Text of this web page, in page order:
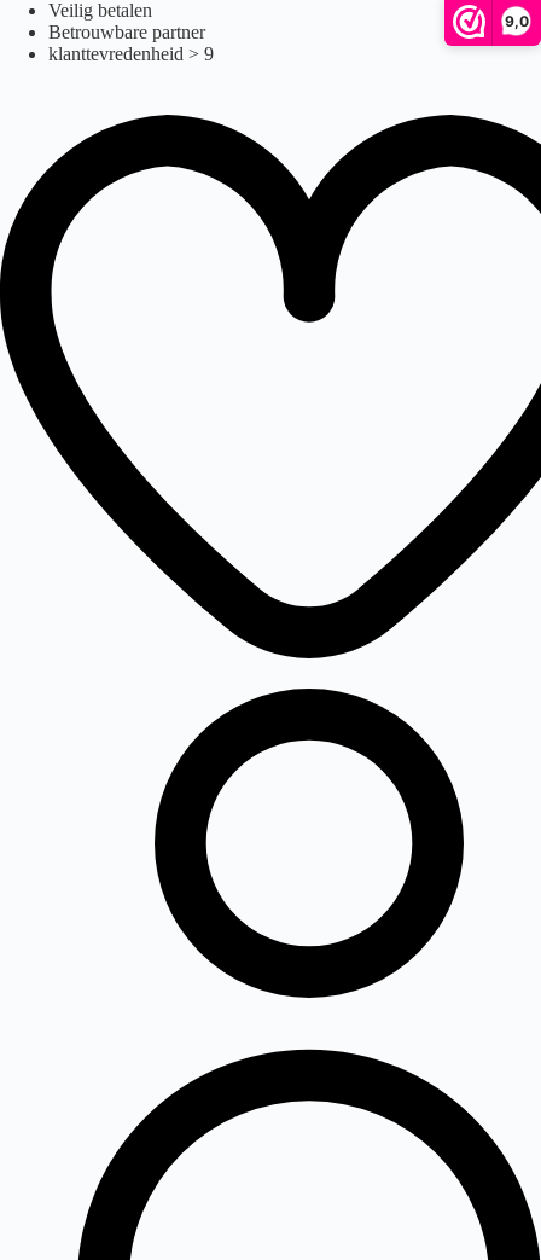
9,0
Nipponia Pride
naar
Veilig betalen
Betrouwbare partner
klanttevredenheid > 9